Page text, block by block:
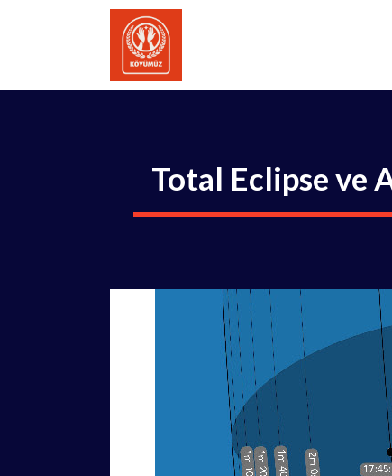
Total Eclipse ve